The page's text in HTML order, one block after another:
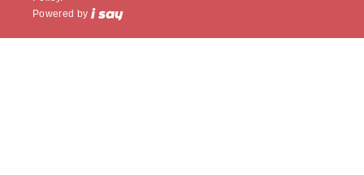
Powered by